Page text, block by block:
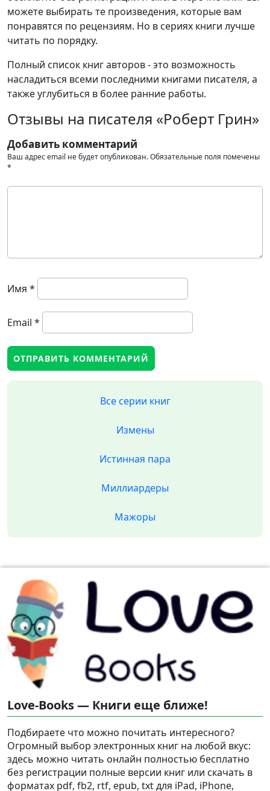
можете выбирать те произведения, которые вам
понравятся по рецензиям. Но в сериях книги лучше
читать по порядку.
Полный список книг авторов - это возможность
насладиться всеми последними книгами писателя, а
также углубиться в более ранние работы.
Отзывы на писателя «Роберт Грин»
Добавить комментарий
Ваш адрес email не будет опубликован.Обязательные поля помечены
*
Имя *
Email *
Все серии книг
Измены
Истинная пара
Миллиардеры
Мажоры
Love-Books — Книги еще ближе!
Подбираете что можно почитать интересного?
Огромный выбор электронных книг на любой вкус:
здесь можно читать онлайн полностью бесплатно
без регистрации полные версии книг или скачать в
форматах pdf, fb2, rtf, epub, txt для iPad, iPhone,